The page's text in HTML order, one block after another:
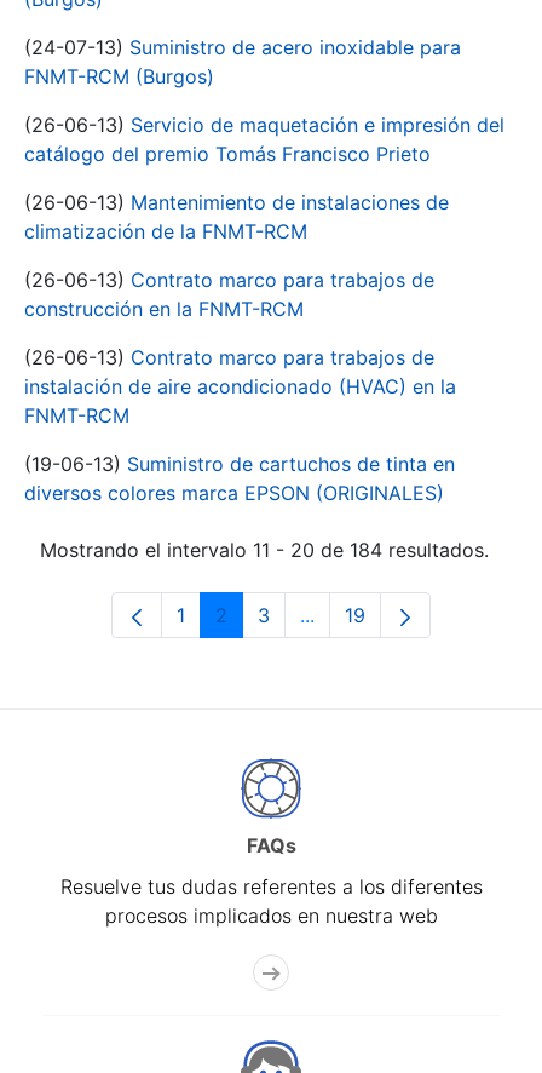
(24-07-13) Suministro de acero inoxidable para
FNMT-RCM (Burgos)
(26-06-13) Servicio de maquetación e impresión del
catálogo del premio Tomás Francisco Prieto
(26-06-13) Mantenimiento de instalaciones de
climatización de la FNMT-RCM
(26-06-13) Contrato marco para trabajos de
construcción en la FNMT-RCM
(26-06-13) Contrato marco para trabajos de
instalación de aire acondicionado (HVAC) en la
FNMT-RCM
(19-06-13) Suministro de cartuchos de tinta en
diversos colores marca EPSON (ORIGINALES)
Mostrando el intervalo 11 - 20 de 184 resultados.
Página
1 Página
2 Página
3 ...Páginas intermedias Use
Página
19
FAQs
Resuelve tus dudas referentes a los diferentes
procesos implicados en nuestra web